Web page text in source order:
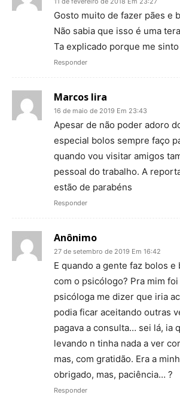
Gosto muito de fazer pães e
Não sabia que isso é uma
Ta explicado porque me
Responder
Marcos lira
16 de maio de 2019 Em 23:43
Apesar de não poder adoro
especial bolos sempre faço
quando vou visitar amigos
pessoal do trabalho. A
estão de parabéns
Responder
Anônimo
27 de setembro de 2019 Em 16:42
E quando a gente faz bolos
com o psicólogo? Pra mim
psicóloga me dizer que iria
podia ficar aceitando outras
pagava a consulta… sei lá, ia
levando n tinha nada a ver
mas, com gratidão. Era a
obrigado, mas, paciência… ?
Responder